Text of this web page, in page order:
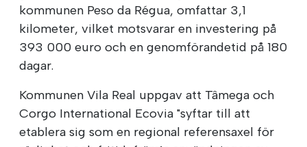
kommunen Peso da Régua, omfattar 3,1
kilometer, vilket motsvarar en investering på
393 000 euro och en genomförandetid på 180
dagar.
Kommunen Vila Real uppgav att Tâmega och
Corgo International Ecovia "syftar till att
etablera sig som en regional referensaxel för